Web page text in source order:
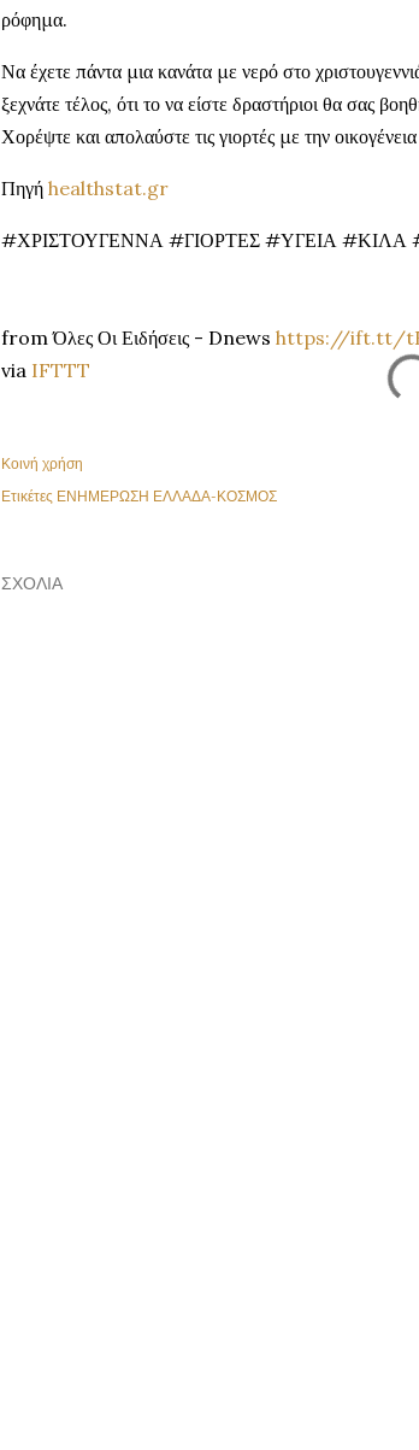
ρόφημα.
Να έχετε πάντα μια κανάτα με νερό στο
ξεχνάτε τέλος, ότι το να είστε δραστήριοι θα σας
Χορέψτε και απολαύστε τις γιορτές με την
Πηγή healthstat.gr
#ΧΡΙΣΤΟΥΓΕΝΝΑ #ΓΙΟΡΤΕΣ #ΥΓΕΙΑ #ΚΙΛΑ
from Όλες Οι Ειδήσεις - Dnews https://ift.tt/
via IFTTT
Κοινή χρήση
Ετικέτες ΕΝΗΜΕΡΩΣΗ ΕΛΛΑΔΑ-ΚΟΣΜΟΣ
ΣΧΌΛΙΑ